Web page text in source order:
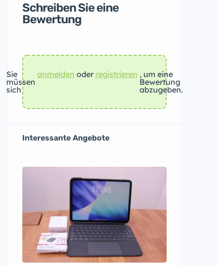
Schreiben Sie eine
Bewertung
Sie
müssen
sich
anmelden oder registrieren , um eine
Bewertung
abzugeben.
Interessante Angebote